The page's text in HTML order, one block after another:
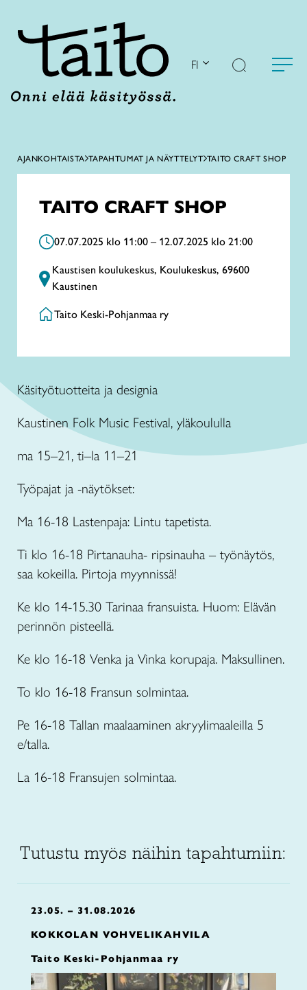
FI
AJANKOHTAISTA TAPAHTUMAT JA NÄYTTELYT TAITO CRAFT SHOP
TAITO CRAFT SHOP
07.07.2025 klo 11:00 – 12.07.2025 klo 21:00
Kaustisen koulukeskus, Koulukeskus, 69600
Kaustinen
Taito Keski-Pohjanmaa ry
Käsityötuotteita ja designia
Kaustinen Folk Music Festival, yläkoululla
ma 15–21, ti–la 11–21
Työpajat ja -näytökset:
Ma 16-18 Lastenpaja: Lintu tapetista.
Ti klo 16-18 Pirtanauha- ripsinauha – työnäytös,
saa kokeilla. Pirtoja myynnissä!
Ke klo 14-15.30 Tarinaa fransuista. Huom: Elävän
perinnön pisteellä.
Ke klo 16-18 Venka ja Vinka korupaja. Maksullinen.
To klo 16-18 Fransun solmintaa.
Pe 16-18 Tallan maalaaminen akryylimaaleilla 5
e/talla.
La 16-18 Fransujen solmintaa.
Tutustu myös näihin tapahtumiin:
23.05. – 31.08.2026
KOKKOLAN VOHVELIKAHVILA
Taito Keski-Pohjanmaa ry